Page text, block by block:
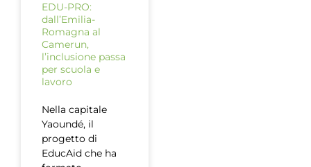
EDU-PRO:
dall’Emilia-
Romagna al
Camerun,
l’inclusione passa
per scuola e
lavoro
Nella capitale
Yaoundé, il
progetto di
EducAid che ha